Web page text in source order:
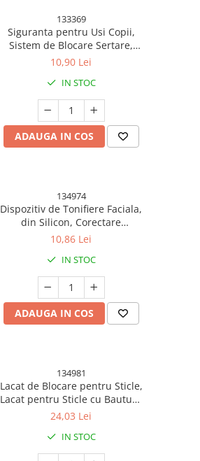
133369
Siguranta pentru Usi Copii,
Sistem de Blocare Sertare,
Dulap, Frigider, Adeziv, cu
Model Maimutica, Albastru
10,90 Lei
IN STOC
ADAUGA IN COS
134974
Dispozitiv de Tonifiere Faciala,
din Silicon, Corectare
Mandibula/Maxilar, Mov
10,86 Lei
IN STOC
ADAUGA IN COS
134981
Lacat de Blocare pentru Sticle,
Lacat pentru Sticle cu Bauturi,
din Plastic PP durabil, Cu
mm, Negru
24,03 Lei
IN STOC